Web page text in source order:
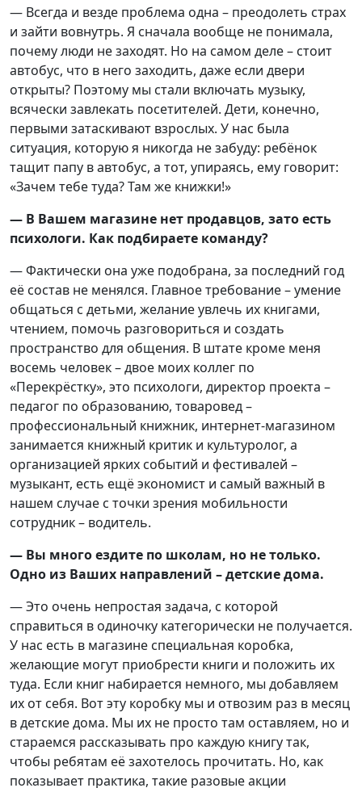
— Всегда и везде проблема одна – преодолеть страх
и зайти вовнутрь. Я сначала вообще не понимала,
почему люди не заходят. Но на самом деле – стоит
автобус, что в него заходить, даже если двери
открыты? Поэтому мы стали включать музыку,
всячески завлекать посетителей. Дети, конечно,
первыми затаскивают взрослых. У нас была
ситуация, которую я никогда не забуду: ребёнок
тащит папу в автобус, а тот, упираясь, ему говорит:
«Зачем тебе туда? Там же книжки!»
— В Вашем магазине нет продавцов, зато есть
психологи. Как подбираете команду?
— Фактически она уже подобрана, за последний год
её состав не менялся. Главное требование – умение
общаться с детьми, желание увлечь их книгами,
чтением, помочь разговориться и создать
пространство для общения. В штате кроме меня
восемь человек – двое моих коллег по
«Перекрёстку», это психологи, директор проекта –
педагог по образованию, товаровед –
профессиональный книжник, интернет-магазином
занимается книжный критик и культуролог, а
организацией ярких событий и фестивалей –
музыкант, есть ещё экономист и самый важный в
нашем случае с точки зрения мобильности
сотрудник – водитель.
— Вы много ездите по школам, но не только.
Одно из Ваших направлений – детские дома.
— Это очень непростая задача, с которой
справиться в одиночку категорически не получается.
У нас есть в магазине специальная коробка,
желающие могут приобрести книги и положить их
туда. Если книг набирается немного, мы добавляем
их от себя. Вот эту коробку мы и отвозим раз в месяц
в детские дома. Мы их не просто там оставляем, но и
стараемся рассказывать про каждую книгу так,
чтобы ребятам её захотелось прочитать. Но, как
показывает практика, такие разовые акции